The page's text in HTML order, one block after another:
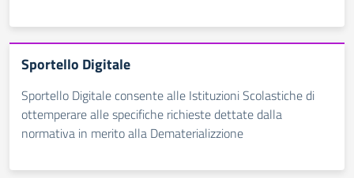
Sportello Digitale
Sportello Digitale consente alle Istituzioni Scolastiche di
ottemperare alle specifiche richieste dettate dalla
normativa in merito alla Dematerializzione